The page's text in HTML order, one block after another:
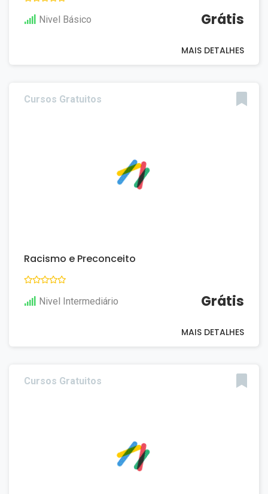
Nivel Básico Grátis
MAIS DETALHES
Cursos Gratuitos
Racismo e Preconceito
Nivel Intermediário Grátis
MAIS DETALHES
Cursos Gratuitos